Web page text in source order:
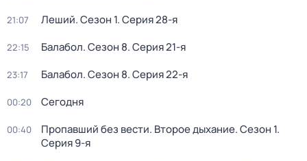
21:07 Леший. Сезон 1. Серия 28-я
22:15 Балабол. Сезон 8. Серия 21-я
23:17 Балабол. Сезон 8. Серия 22-я
00:20 Сегодня
00:40 Пропавший без вести. Второе дыхание. Сезон 1.
Серия 9-я